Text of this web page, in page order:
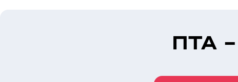
ПТА